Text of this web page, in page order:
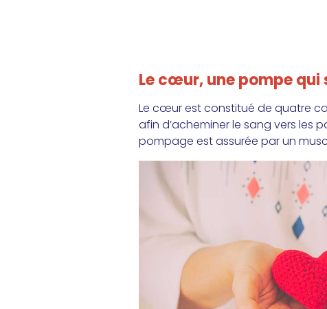
Le cœur, une pompe qui
Le cœur est constitué de quatre
afin d’acheminer le sang vers les
pompage est assurée par un